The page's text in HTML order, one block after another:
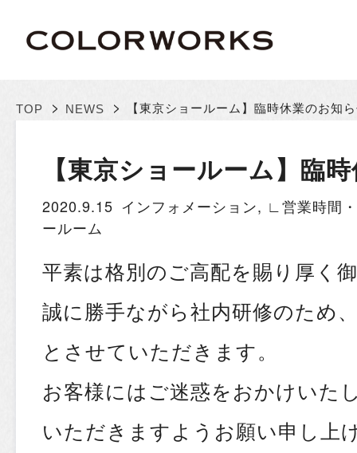
TOP > NEWS > 【東京ショールーム】臨時休業のお知
【東京ショールーム】臨
2020.9.15 インフォメーション, ∟営業時間
ールーム
平素は格別のご高配を賜り厚く
誠に勝手ながら社内研修のため
とさせていただきます。
お客様にはご迷惑をおかけいた
いただきますようお願い申し上